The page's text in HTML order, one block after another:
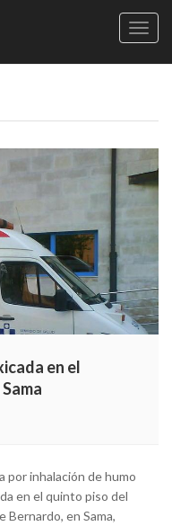
en el
por inhalación de humo
en el quinto piso del
Bernardo, en Sama,